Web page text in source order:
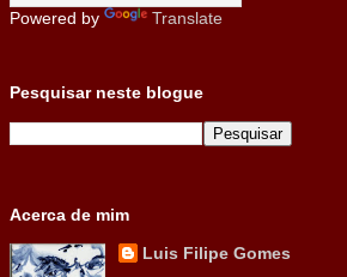
Powered by Translate
Pesquisar neste blogue
Acerca de mim
Luis Filipe Gomes